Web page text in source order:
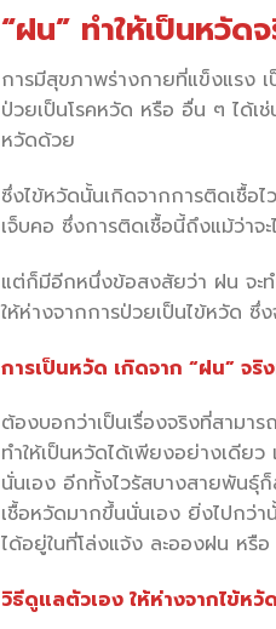
“ฝน” ทำให้เป็นหวั
การมีสุขภาพร่างกายที่แข็งแรง
ป่วยเป็นโรคหวัด หรือ อื่น ๆ ได้เ
หวัดด้วย
ซึ่งไข้หวัดนั้นเกิดจากการติดเชื้อ
เจ็บคอ ซึ่งการติดเชื้อนี้ถึงแม้ว่าจ
แต่ก็มีอีกหนึ่งข้อสงสัยว่า ฝน จะท
ให้ห่างจากการป่วยเป็นไข้หวัด ซึ่
การเป็นหวัด เกิดจาก “ฝน” จริ
ต้องบอกว่าเป็นเรื่องจริงที่สามาร
ทำให้เป็นหวัดได้เพียงอย่างเดีย
นั่นเอง อีกทั้งไวรัสบางสายพันธุ์
เชื้อหวัดมากขึ้นนั่นเอง ยิ่งไปกว่
ได้อยู่ในที่โล่งแจ้ง ละอองฝน หรื
วิธีดูแลตัวเอง ให้ห่างจากไข้หวัด